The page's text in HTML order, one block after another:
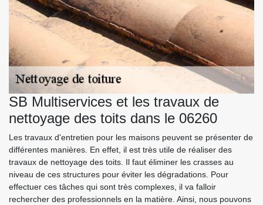
SB Multiservices et les travaux de
nettoyage des toits dans le 06260
Les travaux d'entretien pour les maisons peuvent se présenter de
différentes manières. En effet, il est très utile de réaliser des
travaux de nettoyage des toits. Il faut éliminer les crasses au
niveau de ces structures pour éviter les dégradations. Pour
effectuer ces tâches qui sont très complexes, il va falloir
rechercher des professionnels en la matière. Ainsi, nous pouvons